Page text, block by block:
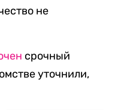
не
срочный
уточнили,